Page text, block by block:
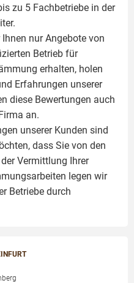
zu 5 Fachbetriebe in der
nur Angebote von
Betrieb für
erhalten, holen
Erfahrungen unserer
diese Bewertungen auch
an.
unserer Kunden sind
dass Sie von den
Vermittlung Ihrer
legen wir
Betriebe durch